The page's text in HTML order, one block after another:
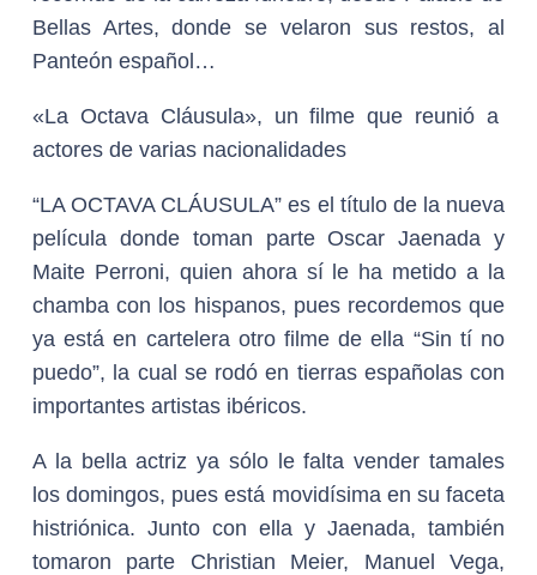
Bellas Artes, donde se velaron sus restos, al
Panteón español…
«La Octava Cláusula», un filme que reunió a
actores de varias nacionalidades
“LA OCTAVA CLÁUSULA” es el título de la nueva
película donde toman parte Oscar Jaenada y
Maite Perroni, quien ahora sí le ha metido a la
chamba con los hispanos, pues recordemos que
ya está en cartelera otro filme de ella “Sin tí no
puedo”, la cual se rodó en tierras españolas con
importantes artistas ibéricos.
A la bella actriz ya sólo le falta vender tamales
los domingos, pues está movidísima en su faceta
histriónica. Junto con ella y Jaenada, también
tomaron parte Christian Meier, Manuel Vega,